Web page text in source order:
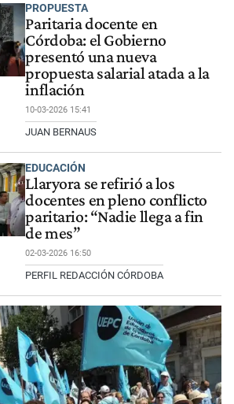
PROPUESTA
Paritaria docente en
Córdoba: el Gobierno
presentó una nueva
propuesta salarial atada a la
inflación
10-03-2026 15:41
JUAN BERNAUS
EDUCACIÓN
Llaryora se refirió a los
docentes en pleno conflicto
paritario: “Nadie llega a fin
de mes”
02-03-2026 16:50
PERFIL REDACCIÓN CÓRDOBA